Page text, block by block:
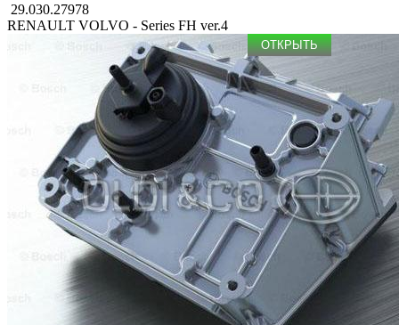
29.030.27978
RENAULT VOLVO - Series FH ver.4
ОТКРЫТЬ